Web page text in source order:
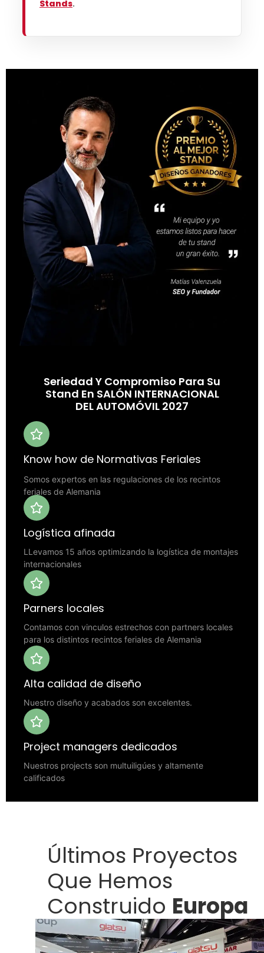
Stands.
Seriedad Y Compromiso Para Su
Stand En SALÓN INTERNACIONAL
DEL AUTOMÓVIL 2027
Know how de Normativas Feriales
Somos expertos en las regulaciones de los recintos
feriales de Alemania
Logística afinada
LLevamos 15 años optimizando la logística de montajes
internacionales
Parners locales
Contamos con vinculos estrechos con partners locales
para los distintos recintos feriales de Alemania
Alta calidad de diseño
Nuestro diseño y acabados son excelentes.
Project managers dedicados
Nuestros projects son multuiligúes y altamente
calificados
Últimos Proyectos
Que Hemos
Construido Europa